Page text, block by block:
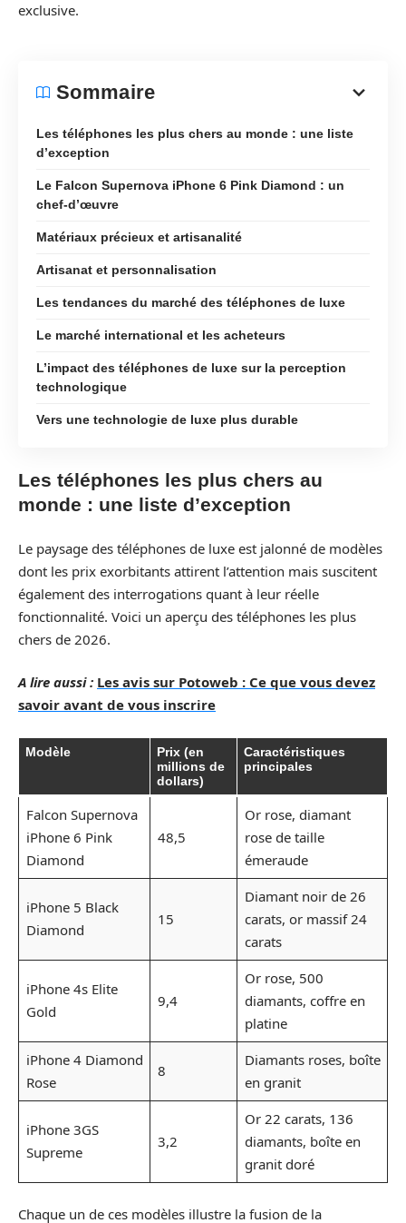
exclusive.
Sommaire
Les téléphones les plus chers au monde : une liste
d’exception
Le Falcon Supernova iPhone 6 Pink Diamond : un
chef-d’œuvre
Matériaux précieux et artisanalité
Artisanat et personnalisation
Les tendances du marché des téléphones de luxe
Le marché international et les acheteurs
L’impact des téléphones de luxe sur la perception
technologique
Vers une technologie de luxe plus durable
Les téléphones les plus chers au
monde : une liste d’exception
Le paysage des téléphones de luxe est jalonné de modèles
dont les prix exorbitants attirent l’attention mais suscitent
également des interrogations quant à leur réelle
fonctionnalité. Voici un aperçu des téléphones les plus
chers de 2026.
A lire aussi : Les avis sur Potoweb : Ce que vous devez
savoir avant de vous inscrire
Modèle
Prix (en
millions de
dollars)
Caractéristiques
principales
Falcon Supernova
iPhone 6 Pink
Diamond
48,5
Or rose, diamant
rose de taille
émeraude
iPhone 5 Black
Diamond
15
Diamant noir de 26
carats, or massif 24
carats
iPhone 4s Elite
Gold
9,4
Or rose, 500
diamants, coffre en
platine
iPhone 4 Diamond
Rose
8
Diamants roses, boîte
en granit
iPhone 3GS
Supreme
3,2
Or 22 carats, 136
diamants, boîte en
granit doré
Chaque un de ces modèles illustre la fusion de la